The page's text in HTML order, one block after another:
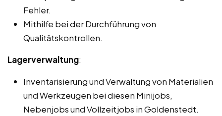
Fehler.
Mithilfe bei der Durchführung von
Qualitätskontrollen.
Lagerverwaltung:
Inventarisierung und Verwaltung von Materialien
und Werkzeugen bei diesen Minijobs,
Nebenjobs und Vollzeitjobs in Goldenstedt.